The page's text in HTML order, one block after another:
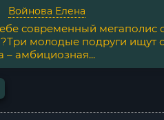
Войнова Елена
современный мегаполис
молодые подруги ищут
– амбициозная...